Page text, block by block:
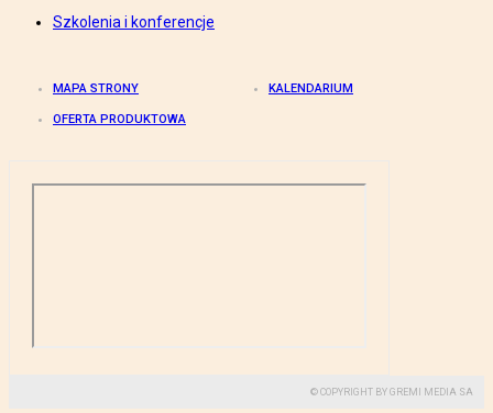
Szkolenia i konferencje
MAPA STRONY KALENDARIUM
OFERTA PRODUKTOWA
© COPYRIGHT BY GREMI MEDIA SA